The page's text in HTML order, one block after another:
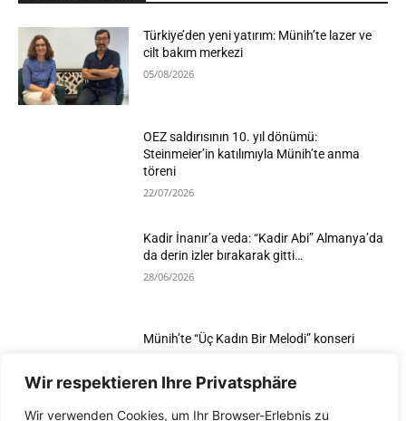
Wir respektieren Ihre Privatsphäre
Wir verwenden Cookies, um Ihr Browser-Erlebnis zu
Türkiye’den yeni yatırım: Münih’te lazer ve
cilt bakım merkezi
05/08/2026
OEZ saldırısının 10. yıl dönümü:
Steinmeier’in katılımıyla Münih’te anma
töreni
22/07/2026
Kadir İnanır’a veda: “Kadir Abi” Almanya’da
da derin izler bırakarak gitti…
28/06/2026
Münih’te “Üç Kadın Bir Melodi” konseri